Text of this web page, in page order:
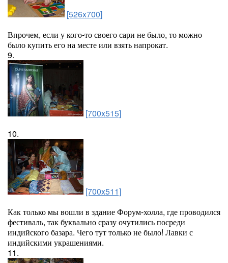
[526x700]
Впрочем, если у кого-то своего сари не было, то можно
было купить его на месте или взять напрокат.
9.
[700x515]
10.
[700x511]
Как только мы вошли в здание Форум-холла, где проводился
фестиваль, так буквально сразу очутились посреди
индийского базара. Чего тут только не было! Лавки с
индийскими украшениями.
11.